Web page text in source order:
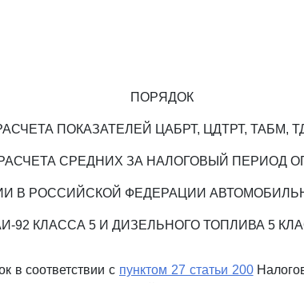
ПОРЯДОК
ПОКАЗАТЕЛЕЙ ЦАБРТ, ЦДТРТ, ТАБМ,
СРЕДНИХ ЗА НАЛОГОВЫЙ ПЕРИОД
В РОССИЙСКОЙ ФЕДЕРАЦИИ
92 КЛАССА 5 И ДИЗЕЛЬНОГО ТОПЛИВА 5
в соответствии с пунктом 27 статьи 200